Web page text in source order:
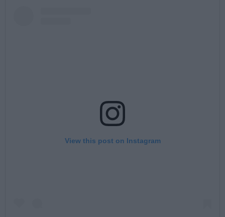
View this post on Instagram